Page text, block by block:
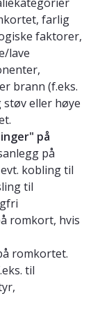
farlig
faktorer,
lave
brann (f.eks.
eller høye
på
på
kobling til
til
romkort, hvis
romkortet.
til